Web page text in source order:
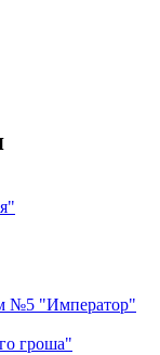
№5 "Император"
гроша"